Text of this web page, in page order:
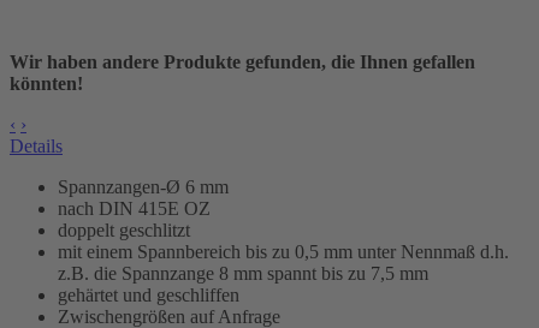
Wir haben andere Produkte gefunden, die Ihnen gefallen
könnten!
‹ ›
Details
Spannzangen-Ø 6 mm
nach DIN 415E OZ
doppelt geschlitzt
mit einem Spannbereich bis zu 0,5 mm unter Nennmaß d.h.
z.B. die Spannzange 8 mm spannt bis zu 7,5 mm
gehärtet und geschliffen
Zwischengrößen auf Anfrage